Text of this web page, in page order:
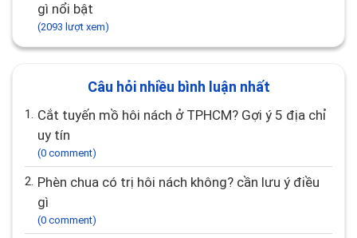
gì nổi bật
(2093 lượt xem)
Câu hỏi nhiều bình luận nhất
1. Cắt tuyến mồ hôi nách ở TPHCM? Gợi ý 5 địa chỉ
uy tín
(0 comment)
2. Phèn chua có trị hôi nách không? cần lưu ý điều
gì
(0 comment)